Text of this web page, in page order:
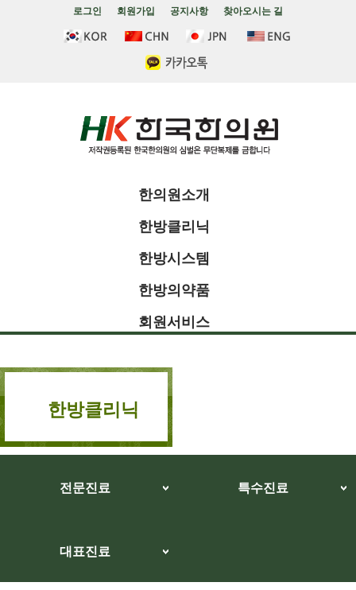
로그인 회원가입 공지사항 찾아오시는 길
한의원소개
한방클리닉
한방시스템
한방의약품
회원서비스
한방클리닉
전문진료 특수진료
대표진료